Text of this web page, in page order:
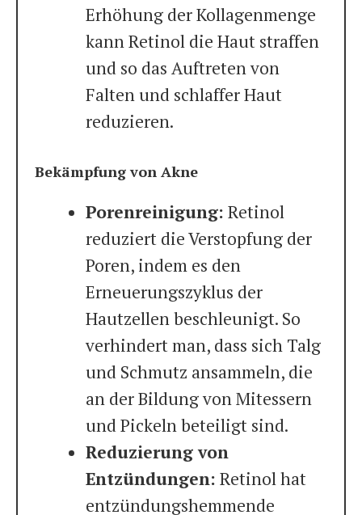
Erhöhung der Kollagenmenge
kann Retinol die Haut straffen
und so das Auftreten von
Falten und schlaffer Haut
reduzieren.
Bekämpfung von Akne
Porenreinigung: Retinol
reduziert die Verstopfung der
Poren, indem es den
Erneuerungszyklus der
Hautzellen beschleunigt. So
verhindert man, dass sich Talg
und Schmutz ansammeln, die
an der Bildung von Mitessern
und Pickeln beteiligt sind.
Reduzierung von
Entzündungen: Retinol hat
entzündungshemmende